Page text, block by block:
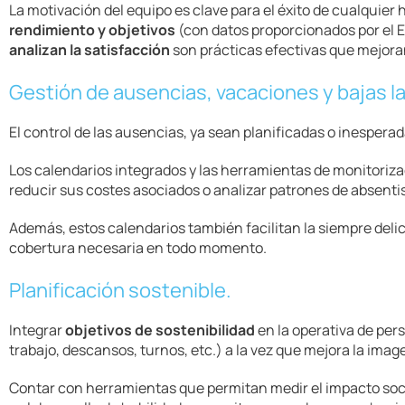
La motivación del equipo es clave para el éxito de cualquier
rendimiento y objetivos (con datos proporcionados por el
analizan la satisfacción son prácticas efectivas que
Gestión de ausencias, vacaciones y bajas
El control de las ausencias, ya sean planificadas o
Los calendarios integrados y las herramientas de
reducir sus costes asociados o analizar patrones de
Además, estos calendarios también facilitan la siempre
cobertura necesaria en todo momento.
Planificación sostenible.
Integrarobjetivos de sostenibilidaden la operativa de
trabajo, descansos, turnos, etc.) a la vez que mejora la
Contar con herramientas que permitan medir el impacto